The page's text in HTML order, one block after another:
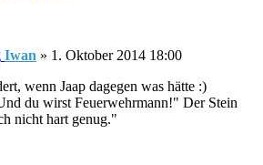
Iwan » 1. Oktober 2014 18:00
wenn Jaap dagegen was hätte :)
du wirst Feuerwehrmann!" Der Stein
nicht hart genug."